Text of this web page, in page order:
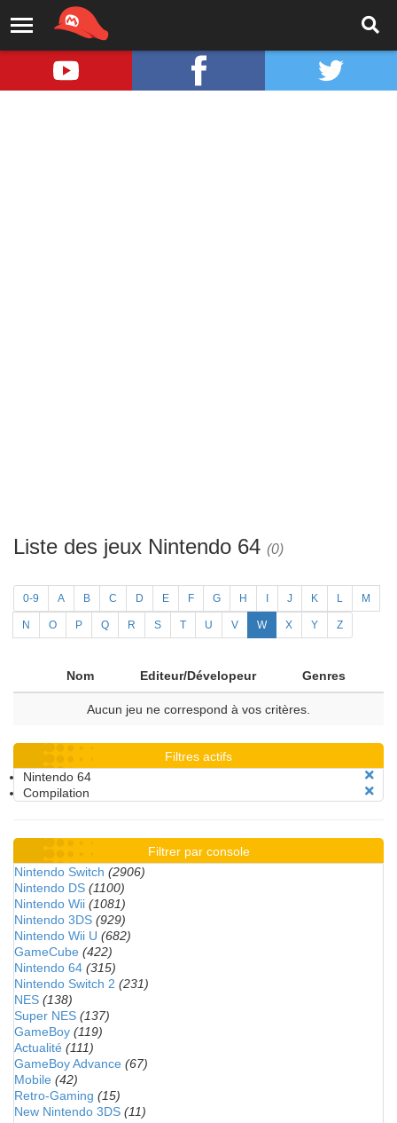
Liste des jeux Nintendo 64 (0)
0-9 A B C D E F G H J K L M
N O P Q R S T U V W X Y Z
Nom Editeur/Dévelopeur Genres
Aucun jeu ne correspond à vos critères.
Filtres actifs
Nintendo 64
Compilation
Filtrer par console
Nintendo Switch (2906)
Nintendo DS (1100)
Nintendo Wii (1081)
Nintendo 3DS (929)
Nintendo Wii U (682)
GameCube (422)
Nintendo 64 (315)
Nintendo Switch 2 (231)
NES (138)
Super NES (137)
GameBoy (119)
Actualité (111)
GameBoy Advance (67)
Mobile (42)
Retro-Gaming (15)
New Nintendo 3DS (11)